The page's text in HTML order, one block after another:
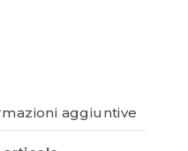
aggiuntive